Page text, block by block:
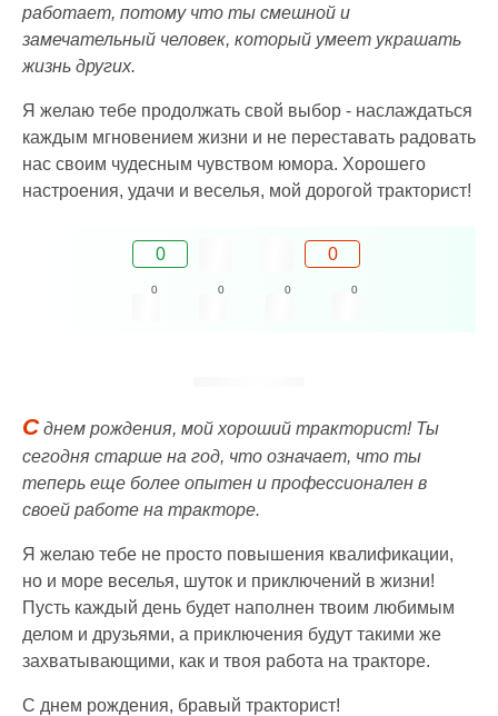
работает, потому что ты смешной и
замечательный человек, который умеет украшать
жизнь других.
Я желаю тебе продолжать свой выбор - наслаждаться
каждым мгновением жизни и не переставать радовать
нас своим чудесным чувством юмора. Хорошего
настроения, удачи и веселья, мой дорогой тракторист!
0 0
0 0 0 0
Сднем рождения, мой хороший тракторист! Ты
сегодня старше на год, что означает, что ты
теперь еще более опытен и профессионален в
своей работе на тракторе.
Я желаю тебе не просто повышения квалификации,
но и море веселья, шуток и приключений в жизни!
Пусть каждый день будет наполнен твоим любимым
делом и друзьями, а приключения будут такими же
захватывающими, как и твоя работа на тракторе.
С днем рождения, бравый тракторист!